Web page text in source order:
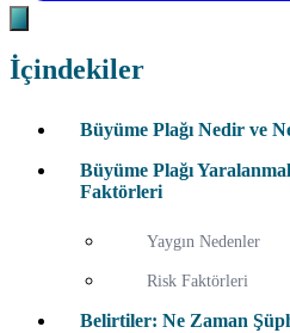
İçindekiler
Büyüme Plağı Nedir ve
Büyüme Plağı
Faktörleri
Yaygın Nedenler
Risk Faktörleri
Belirtiler: Ne Zaman